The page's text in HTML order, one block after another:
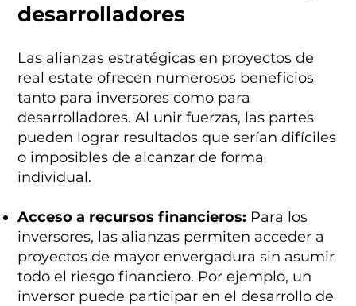
desarrolladores
Las alianzas estratégicas en proyectos de
real estate ofrecen numerosos beneficios
tanto para inversores como para
desarrolladores. Al unir fuerzas, las partes
pueden lograr resultados que serían difíciles
o imposibles de alcanzar de forma
individual.
Acceso a recursos financieros: Para los
inversores, las alianzas permiten acceder a
proyectos de mayor envergadura sin asumir
todo el riesgo financiero. Por ejemplo, un
inversor puede participar en el desarrollo de